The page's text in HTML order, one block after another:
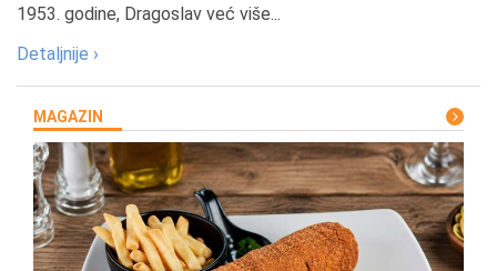
1953. godine, Dragoslav već više...
Detaljnije ›
MAGAZIN